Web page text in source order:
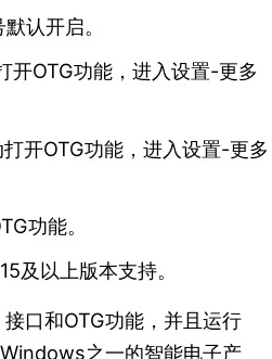
认开启。
开OTG功能，进入设置-更多
开OTG功能，进入设置-更多
功能。
及以上版本支持。
口和OTG功能，并且运行
之一的智能电子产